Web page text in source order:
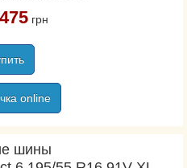
грн
online
шины